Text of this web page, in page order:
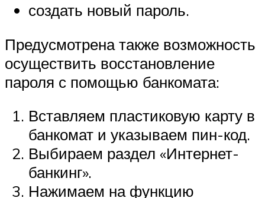
создать новый пароль.
Предусмотрена также возможность
осуществить восстановление
пароля с помощью банкомата:
Вставляем пластиковую карту в
банкомат и указываем пин-код.
Выбираем раздел «Интернет-
банкинг».
Нажимаем на функцию